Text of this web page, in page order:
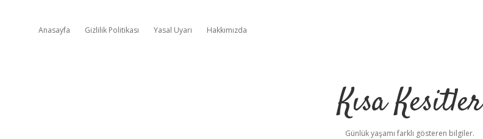
Anasayfa Gizlilik Politikası Yasal Uyarı Hakkımızda
Kısa Kesitler
Günlük yaşamı farklı gösteren bilgiler.